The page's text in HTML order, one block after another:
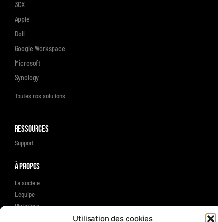
Utilisation des cookies
3CX
Apple
Dell
Google Workspace
Microsoft
Synology
Toutes nos solutions
Ressources
Support
À propos
La société
L'équipe
Historique